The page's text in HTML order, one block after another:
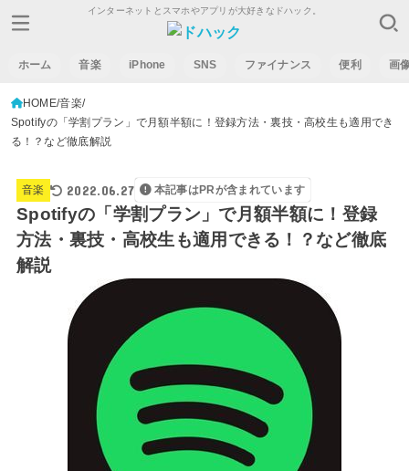
インターネットとスマホやアプリが大好きなドハック。
ホーム 音楽 iPhone SNS ファイナンス 便利 画
HOME 音楽
Spotifyの「学割プラン」で月額半額に！登録方法・裏技・高校生も適用でき
る！？など徹底解説
音楽 2022.06.27 本記事はPRが含まれています
Spotifyの「学割プラン」で月額半額に！登録
方法・裏技・高校生も適用できる！？など徹底
解説